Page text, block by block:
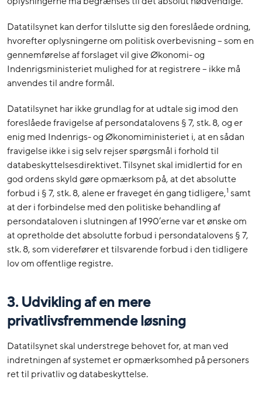
Datatilsynet kan derfor tilslutte sig den foreslåede ordning,
hvorefter oplysningerne om politisk overbevisning – som en
gennemførelse af forslaget vil give Økonomi- og
Indenrigsministeriet mulighed for at registrere – ikke må
anvendes til andre formål.
Datatilsynet har ikke grundlag for at udtale sig imod den
foreslåede fravigelse af persondatalovens § 7, stk. 8, og er
enig med Indenrigs- og Økonomiministeriet i, at en sådan
fravigelse ikke i sig selv rejser spørgsmål i forhold til
databeskyttelsesdirektivet. Tilsynet skal imidlertid for en
god ordens skyld gøre opmærksom på, at det absolutte
forbud i § 7, stk. 8, alene er fraveget én gang tidligere,1 samt
at der i forbindelse med den politiske behandling af
persondataloven i slutningen af 1990’erne var et ønske om
at opretholde det absolutte forbud i persondatalovens § 7,
stk. 8, som viderefører et tilsvarende forbud i den tidligere
lov om offentlige registre.
3. Udvikling af en mere
privatlivsfremmende løsning
Datatilsynet skal understrege behovet for, at man ved
indretningen af systemet er opmærksomhed på personers
ret til privatliv og databeskyttelse.